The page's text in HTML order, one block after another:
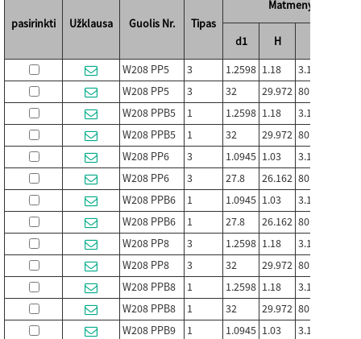
pasirinkti Užklausa Guolis Nr. Tipas
Matmenys (mm /
d1 H
W208 PP5
3 1.2598 1.18
3.1496
W208 PP5
3 32 29.972 80
W208 PPB5
1 1.2598 1.18
3.1496
W208 PPB5
1 32 29.972 80
W208 PP6
3 1.0945 1.03
3.1496
W208 PP6
3 27.8 26.162 80
W208 PPB6
1 1.0945 1.03
3.1496
W208 PPB6
1 27.8 26.162 80
W208 PP8
3 1.2598 1.18
3.1496
W208 PP8
3 32 29.972 80
W208 PPB8
1 1.2598 1.18
3.1496
W208 PPB8
1 32 29.972 80
W208 PPB9
1 1.0945 1.03
3.1496